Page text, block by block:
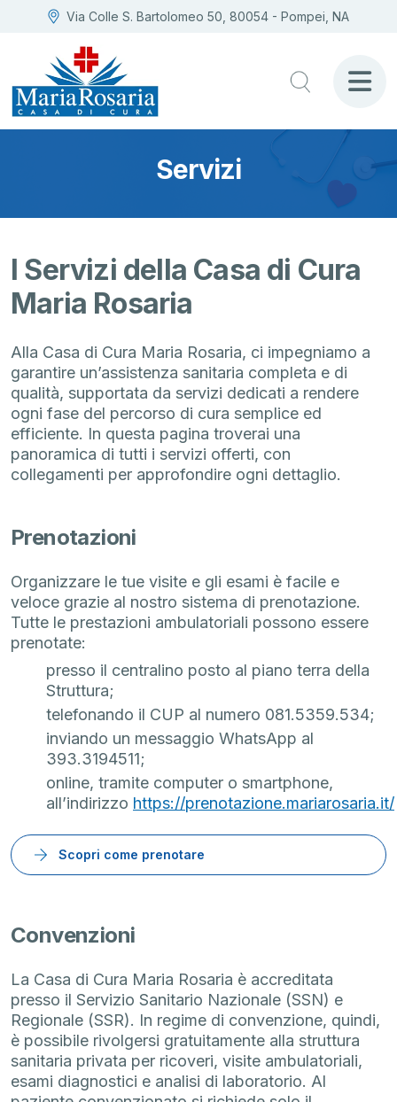
Via Colle S. Bartolomeo 50, 80054 - Pompei, NA
Servizi
I Servizi della Casa di Cura
Maria Rosaria
Alla Casa di Cura Maria Rosaria, ci impegniamo a
garantire un’assistenza sanitaria completa e di
qualità, supportata da servizi dedicati a rendere
ogni fase del percorso di cura semplice ed
efficiente. In questa pagina troverai una
panoramica di tutti i servizi offerti, con
collegamenti per approfondire ogni dettaglio.
Prenotazioni
Organizzare le tue visite e gli esami è facile e
veloce grazie al nostro sistema di prenotazione.
Tutte le prestazioni ambulatoriali possono essere
prenotate:
presso il centralino posto al piano terra della
Struttura;
telefonando il CUP al numero 081.5359.534;
inviando un messaggio WhatsApp al
393.3194511;
online, tramite computer o smartphone,
all’indirizzo https://prenotazione.mariarosaria.it/
Scopri come prenotare
Convenzioni
La Casa di Cura Maria Rosaria è accreditata
presso il Servizio Sanitario Nazionale (SSN) e
Regionale (SSR). In regime di convenzione, quindi,
è possibile rivolgersi gratuitamente alla struttura
sanitaria privata per ricoveri, visite ambulatoriali,
esami diagnostici e analisi di laboratorio. Al